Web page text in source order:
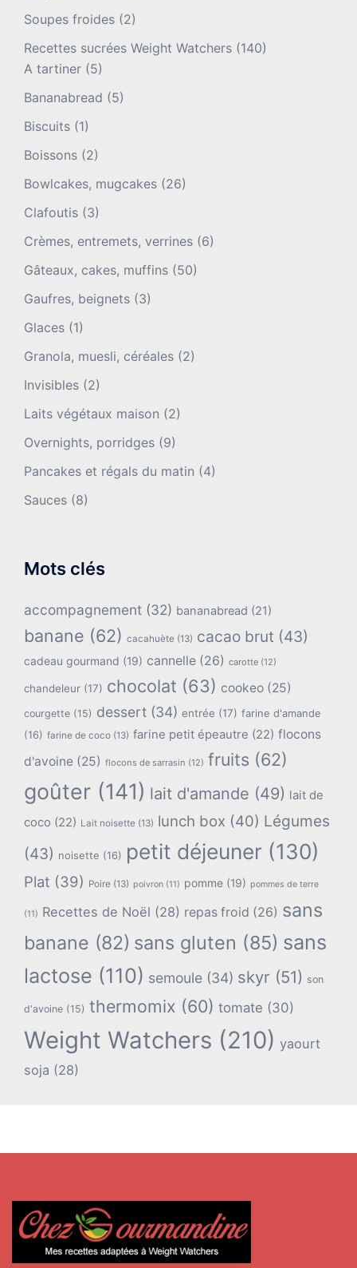
Soupes froides (2)
Recettes sucrées Weight Watchers (140)
A tartiner (5)
Bananabread (5)
Biscuits (1)
Boissons (2)
Bowlcakes, mugcakes (26)
Clafoutis (3)
Crèmes, entremets, verrines (6)
Gâteaux, cakes, muffins (50)
Gaufres, beignets (3)
Glaces (1)
Granola, muesli, céréales (2)
Invisibles (2)
Laits végétaux maison (2)
Overnights, porridges (9)
Pancakes et régals du matin (4)
Sauces (8)
Mots clés
accompagnement (32) bananabread (21)
banane (62) cacahuète (13) cacao brut (43)
cadeau gourmand (19) cannelle (26) carotte (12)
chandeleur (17) chocolat (63) cookeo (25)
courgette (15) dessert (34) entrée (17) farine d'amande
(16) farine de coco (13) farine petit épeautre (22) flocons
d'avoine (25) flocons de sarrasin (12) fruits (62)
goûter (141) lait d'amande (49) lait de
coco (22) Lait noisette (13) lunch box (40) Légumes
(43) noisette (16) petit déjeuner (130)
Plat (39) Poire (13) poivron (11) pomme (19) pommes de terre
(11) Recettes de Noël (28) repas froid (26) sans
banane (82) sans gluten (85) sans
lactose (110) semoule (34) skyr (51) son
d'avoine (15) thermomix (60) tomate (30)
Weight Watchers (210) yaourt
soja (28)